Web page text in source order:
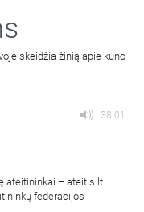
skeidžia žinią apie kūno
38:01
ateitininkai – ateitis.lt
federacijos